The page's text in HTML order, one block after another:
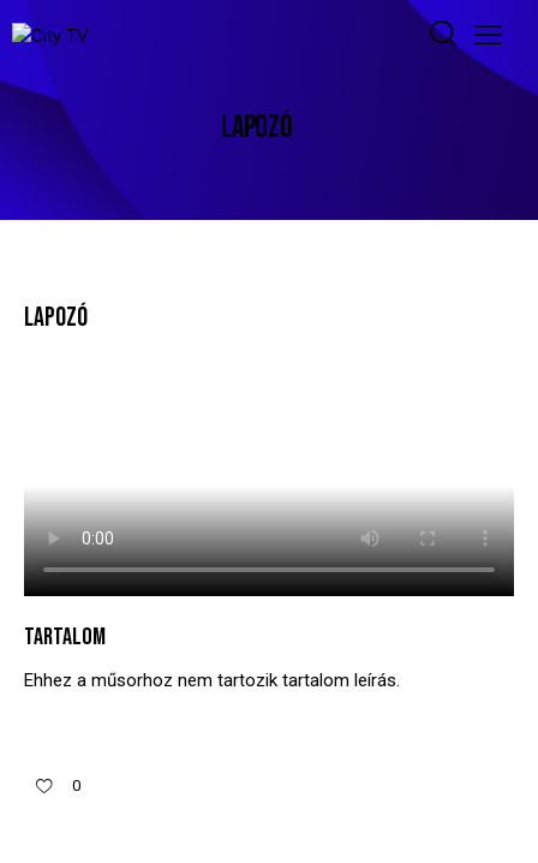
LAPOZÓ
LAPOZÓ
TARTALOM
Ehhez a műsorhoz nem tartozik tartalom leírás.
0